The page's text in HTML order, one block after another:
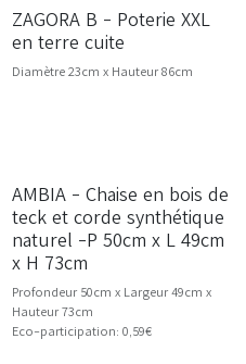
SOLDES -20%
ZAGORA B - Poterie XXL
en terre cuite
Diamètre 23cm x Hauteur 86cm
NOUVEAU
AMBIA - Chaise en bois de
teck et corde synthétique
naturel -P 50cm x L 49cm
x H 73cm
Profondeur 50cm x Largeur 49cm x
Hauteur 73cm
Eco-participation: 0,59€